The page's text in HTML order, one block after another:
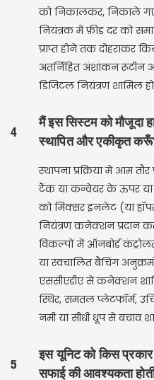
को निकालकर, निकाले
नियंत्रक में फ़ीड दर को
प्राप्त होने तक दोहराकर
अंतर्निहित अंशांकन रूटीन
डिजिटल नियंत्रण शामिल
4
मैं इस सिस्टम को मौजूदा
स्थापित और एकीकृत
स्थापना प्रक्रिया में आम
टैंक या कन्वेयर के ऊपर या
को मिक्सर इनलेट (या
नियंत्रण कनेक्शन प्रदान
विकल्पों में ऑनबोर्ड
या स्वचालित बैचिंग
एससीएडीए से कनेक्शन
स्थिर, समतल प्लेटफॉर्म,
नमी या सीधी धूप से बचाव
5
इस यूनिट को किस
सफाई की आवश्यकता